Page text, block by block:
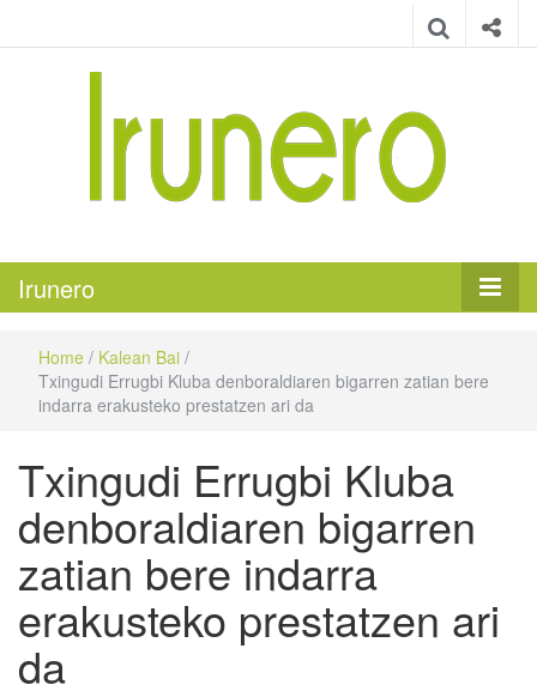
Irunero
Home / Kalean Bai /
Txingudi Errugbi Kluba denboraldiaren bigarren zatian bere
indarra erakusteko prestatzen ari da
Txingudi Errugbi Kluba
denboraldiaren bigarren
zatian bere indarra
erakusteko prestatzen ari
da